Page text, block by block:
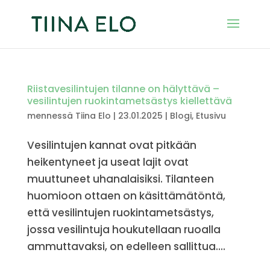
Riistavesilintujen tilanne on hälyttävä –
vesilintujen ruokintametsästys kiellettävä
mennessä Tiina Elo | 23.01.2025 | Blogi, Etusivu
Vesilintujen kannat ovat pitkään
heikentyneet ja useat lajit ovat
muuttuneet uhanalaisiksi. Tilanteen
huomioon ottaen on käsittämätöntä,
että vesilintujen ruokintametsästys,
jossa vesilintuja houkutellaan ruoalla
ammuttavaksi, on edelleen sallittua....